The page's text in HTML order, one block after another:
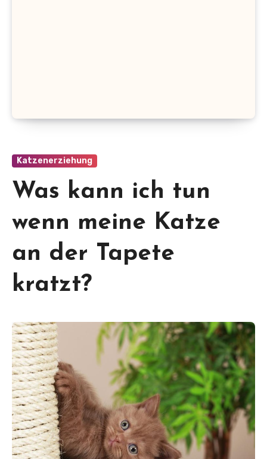
Katzenerziehung
Was kann ich tun
wenn meine Katze
an der Tapete
kratzt?